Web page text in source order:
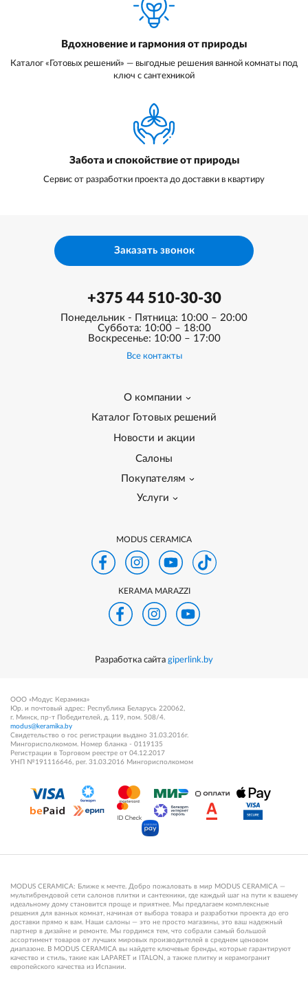
Вдохновение и гармония от природы
Каталог «Готовых решений» — выгодные решения ванной комнаты под
ключ с сантехникой
Забота и спокойствие от природы
Сервис от разработки проекта до доставки в квартиру
+375 44 510-30-30
Понедельник - Пятница: 10:00 – 20:00
Суббота: 10:00 – 18:00
Воскресенье: 10:00 – 17:00
Все контакты
О компании
Каталог Готовых решений
Новости и акции
Салоны
Покупателям
Услуги
Заказать звонок
MODUS CERAMICA
KERAMA MARAZZI
Разработка сайта giperlink.by
ООО «Модус Керамика»
Юр. и почтовый адрес: Республика Беларусь 220062,
г. Минск, пр-т Победителей, д. 119, пом. 508/4.
modus@keramika.by
Свидетельство о гос регистрации выдано 31.03.2016г.
Мингорисполкомом. Номер бланка - 0119135
Регистрации в Торговом реестре от 04.12.2017
УНП №191116646, рег. 31.03.2016 Мингорисполкомом
MODUS CERAMICA: Ближе к мечте. Добро пожаловать в мир MODUS CERAMICA —
мультибрендовой сети салонов плитки и сантехники, где каждый шаг на пути к вашему
идеальному дому становится проще и приятнее. Мы предлагаем комплексные
решения для ванных комнат, начиная от выбора товара и разработки проекта до его
доставки прямо к вам. Наши салоны — это не просто магазины, это ваш надежный
партнер в дизайне и ремонте. Мы гордимся тем, что собрали самый большой
ассортимент товаров от лучших мировых производителей в среднем ценовом
диапазоне. В MODUS CERAMICA вы найдете ключевые бренды, которые гарантируют
качество и стиль, такие как LAPARET и ITALON, а также плитку и керамогранит
европейского качества из Испании.